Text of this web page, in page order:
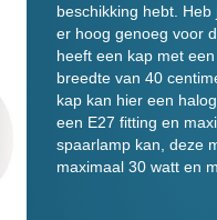
beschikking hebt.
er hoog genoeg voor
heeft een kap met
breedte van 40
kap kan hier een
een E27 fitting en
spaarlamp kan, deze
maximaal 30 watt en